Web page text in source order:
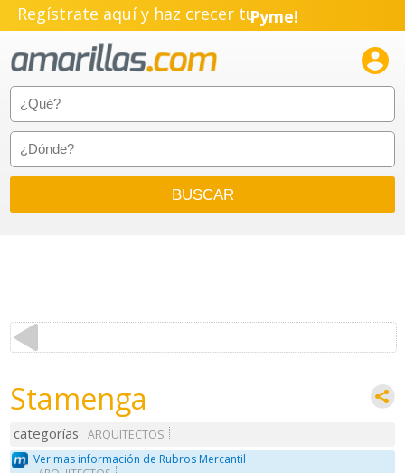
Regístrate aquí y haz crecer tuPyme!
Emprendimiento!

Stamenga
categorías
ARQUITECTOS
Ver mas información de Rubros Mercantil